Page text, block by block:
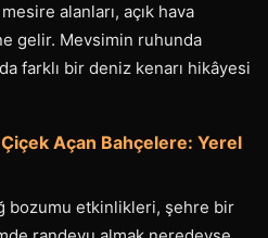
alanları, açık hava
gelir. Mevsimin ruhunda
farklı bir deniz kenarı hikâyesi
Açan Bahçelere: Yerel
bozumu etkinlikleri, şehre bir